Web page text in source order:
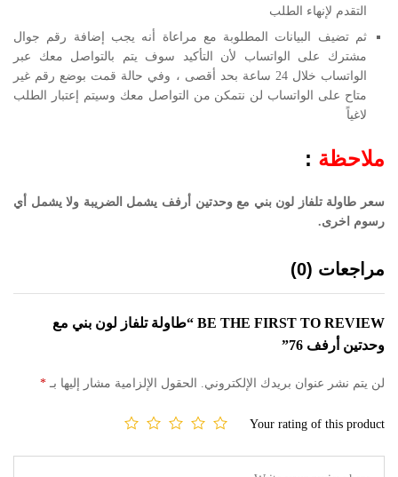
التقدم لإنهاء الطلب
ثم تضيف البيانات المطلوبة مع مراعاة أنه يجب إضافة رقم جوال
مشترك على الواتساب لأن التأكيد سوف يتم بالتواصل معك عبر
الواتساب خلال 24 ساعة بحد أقصى ، وفي حالة قمت بوضع رقم غير
متاح على الواتساب لن نتمكن من التواصل معك وسيتم إعتبار الطلب
لاغياً
ملاحظة :
سعر طاولة تلفاز لون بني مع وحدتين أرفف يشمل الضريبة ولا يشمل أي
رسوم اخرى.
مراجعات (0)
BE THE FIRST TO REVIEW “طاولة تلفاز لون بني مع
وحدتين أرفف 76”
لن يتم نشر عنوان بريدك الإلكتروني. الحقول الإلزامية مشار إليها بـ *
Your rating of this product